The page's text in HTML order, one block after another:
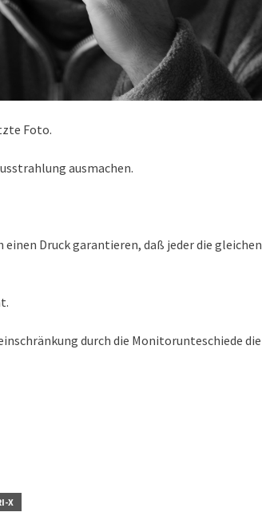
Foto.
ausmachen.
Druck garantieren, daß jeder die gleichen
durch die Monitorunteschiede die
X